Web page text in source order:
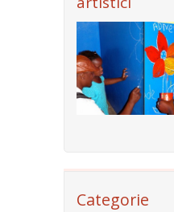
Categorie